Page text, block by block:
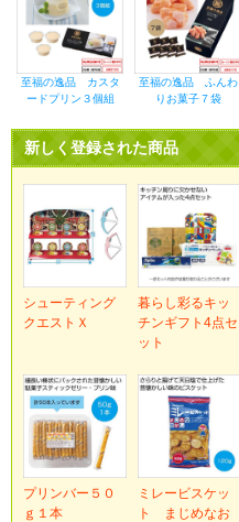
至福の逸品 カスタ
ードプリン３個組
至福の逸品 ふんわ
りお菓子７袋
新しく登録された商品
シューティング
クエストＸ
暮らし彩るキッ
チンギフト4点セ
ット
プリンバー５０
ｇ１本
ミレービスケッ
ト まじめなお